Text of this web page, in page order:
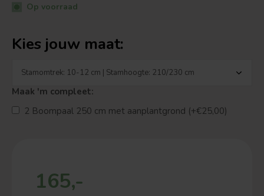
Op voorraad
Kies jouw maat:
Maak 'm compleet:
2 Boompaal 250 cm met aanplantgrond (+€25,00)
165,-